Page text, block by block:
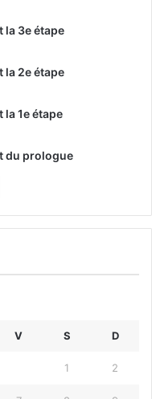
la 3e étape
la 2e étape
la 1e étape
du prologue
V S D
1 2